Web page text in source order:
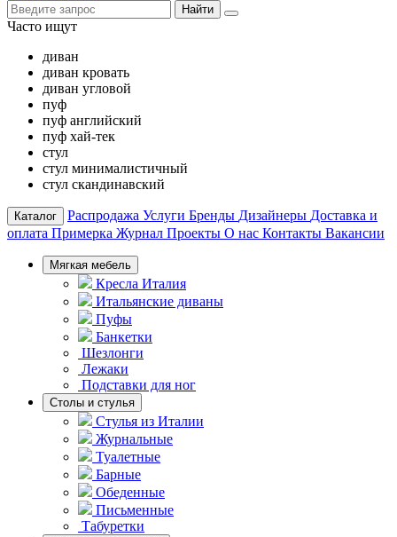
Найти
Часто ищут
диван
диван кровать
диван угловой
пуф
пуф английский
пуф хай-тек
стул
стул минималистичный
стул скандинавский
Каталог Распродажа Услуги Бренды Дизайнеры Доставка и
оплата Примерка Журнал Проекты О нас Контакты Вакансии
Мягкая мебель
Кресла Италия
Итальянские диваны
Пуфы
Банкетки
Шезлонги
Лежаки
Подставки для ног
Столы и стулья
Стулья из Италии
Журнальные
Туалетные
Барные
Обеденные
Письменные
Табуретки